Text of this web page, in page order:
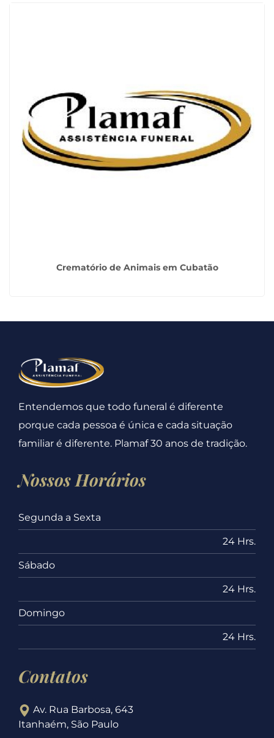
Crematório de Animais em Cubatão
Entendemos que todo funeral é diferente
porque cada pessoa é única e cada situação
familiar é diferente. Plamaf 30 anos de tradição.
Nossos Horários
Segunda a Sexta
24 Hrs.
Sábado
24 Hrs.
Domingo
24 Hrs.
Contatos
Av. Rua Barbosa, 643
Itanhaém, São Paulo